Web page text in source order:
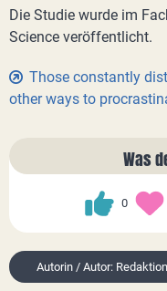
Die Studie wurde im
Science veröffentlicht.
Those constantly
other ways to
Was
0
Autorin / Autor: